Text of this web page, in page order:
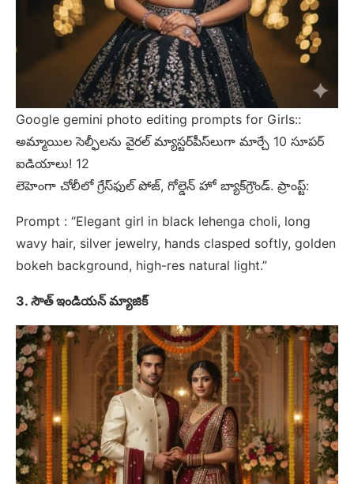
Google gemini photo editing prompts for Girls::
అమ్మాయిల సెల్ఫీలను వైరల్ మ్యాస్టర్‌పీస్‌లుగా మార్చే 10 సూపర్
ఐడియాలు! 12
లెహెంగా చోలీలో గ్రేస్‌ఫుల్ పోజ్, గోల్డెన్ హో బ్యాక్‌గ్రౌండ్. ప్రాంప్ట్:
Prompt : “Elegant girl in black lehenga choli, long
wavy hair, silver jewelry, hands clasped softly, golden
bokeh background, high-res natural light.”
3. సౌత్ ఇండియన్ మ్యాజిక్